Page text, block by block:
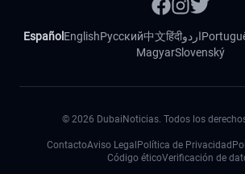
Español EnglishРусский中文हिंदीاردو
MagyarSlovenský
© 2026 DubaiNoticias. Todos los
ContactoAviso Legal Política de Privacidad
Código éticoVerificación de